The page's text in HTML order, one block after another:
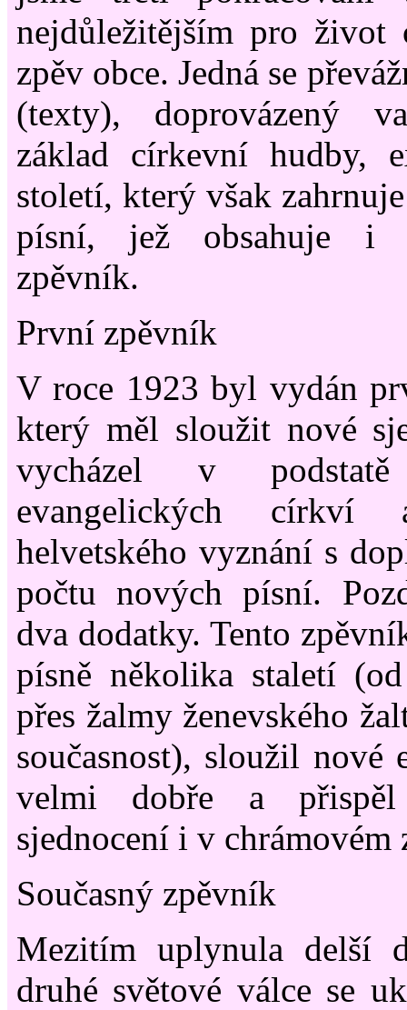
nejdůležitějším pro
zpěv obce. Jedná se
(texty), doprovázený
základ církevní hudby,
století, který však
písní, jež obsahuje i
zpěvník.
První zpěvník
V roce 1923 byl vydán
který měl sloužit nové
vycházel v
evangelických církví
helvetského vyznání s
počtu nových písní.
dva dodatky. Tento
písně několika staletí
přes žalmy ženevského
současnost), sloužil nové
velmi dobře a přispěl
sjednocení i v chrámovém
Současný zpěvník
Mezitím uplynula delší
druhé světové válce se